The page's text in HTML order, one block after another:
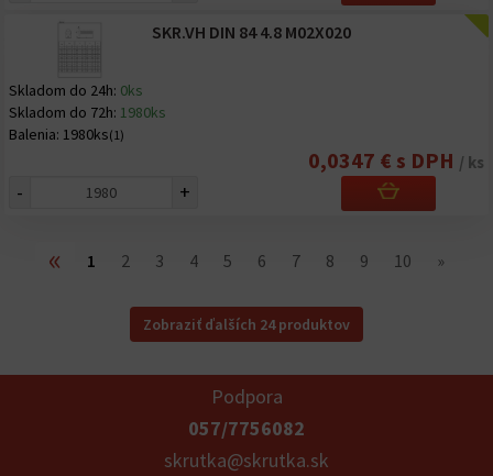
SKR.VH DIN 84 4.8 M02X020
Skladom do 24h: 0ks
Skladom do 72h: 1980ks
Balenia: 1980ks(1)
0,0347 € s DPH / ks
- +
« 1 2 3 4 5 6 7 8 9 10 »
Zobraziť ďalších 24 produktov
Podpora
057/7756082
skrutka@skrutka.sk